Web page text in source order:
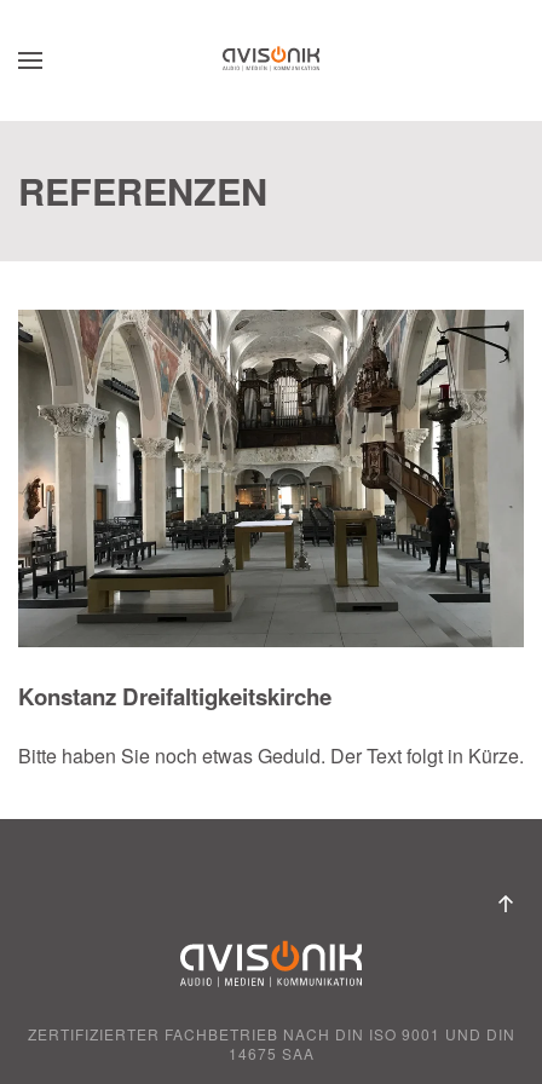
REFERENZEN
Konstanz Dreifaltigkeitskirche
Bitte haben Sie noch etwas Geduld. Der Text folgt in Kürze.
ZERTIFIZIERTER FACHBETRIEB NACH DIN ISO 9001 UND DIN
14675 SAA